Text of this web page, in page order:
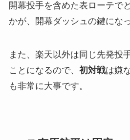
開幕投手を含めた表ローテで
かが、開幕ダッシュの鍵にな
また、楽天以外は同じ先発投
ことになるので、 初対戦は嫌
も非常に大事です。